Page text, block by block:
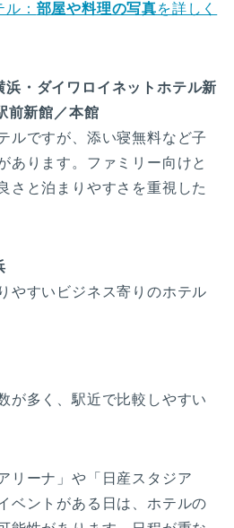
： 部屋や料理の写真を詳しく
浜・ダイワロイネットホテル新
前新館／本館
ルですが、添い寝無料など子
あります。ファミリー向けと
さと泊まりやすさを重視した
やすいビジネス寄りのホテル
が多く、駅近で比較しやすい
リーナ」や「日産スタジア
ベントがある日は、ホテルの